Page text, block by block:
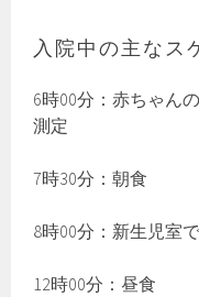
入院中の主なス
6時00分：赤ちゃん
測定
7時30分：朝食
8時00分：新生児室
12時00分：昼食